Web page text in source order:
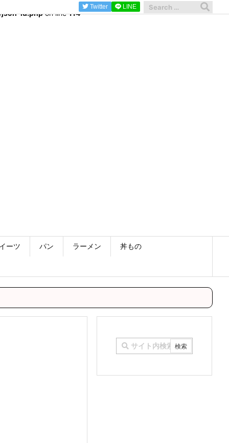
ld.phpon line114
ーツ パン ラーメン 丼もの
Twitter LINE